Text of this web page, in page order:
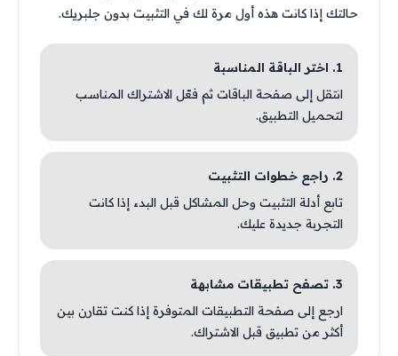
حالتك إذا كانت هذه أول مرة لك في التثبيت بدون جلبريك.
1. اختر الباقة المناسبة
انتقل إلى صفحة الباقات ثم فعّل الاشتراك المناسب
لتحميل التطبيق.
2. راجع خطوات التثبيت
تابع أدلة التثبيت وحل المشاكل قبل البدء إذا كانت
التجربة جديدة عليك.
3. تصفح تطبيقات مشابهة
ارجع إلى صفحة التطبيقات المتوفرة إذا كنت تقارن بين
أكثر من تطبيق قبل الاشتراك.